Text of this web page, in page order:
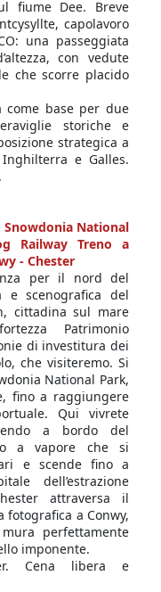
fiume Dee. Breve
capolavoro
una passeggiata
con vedute
che scorre placido
come base per due
storiche e
strategica a
e Galles.
Snowdonia National
Railway Treno a
- Chester
per il nord del
e scenografica del
cittadina sul mare
Patrimonio
di investitura dei
che visiteremo. Si
National Park,
fino a raggiungere
Qui vivrete
a bordo del
a vapore che si
e scende fino a
dell’estrazione
attraversa il
fotografica a Conwy,
perfettamente
imponente.
Cena libera e